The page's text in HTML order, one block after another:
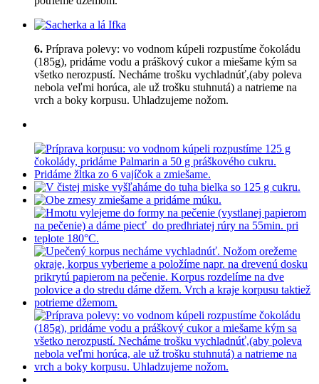
6. Príprava polevy: vo vodnom kúpeli rozpustíme čokoládu
(185g), pridáme vodu a práškový cukor a miešame kým sa
všetko nerozpustí. Necháme trošku vychladnúť,(aby poleva
nebola veľmi horúca, ale už trošku stuhnutá) a natrieme na
vrch a boky korpusu. Uhladzujeme nožom.